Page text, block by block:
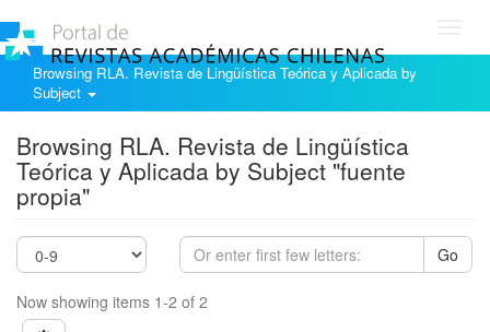
Browsing RLA. Revista de Lingüística Teórica y Aplicada by
Subject
Browsing RLA. Revista de Lingüística
Teórica y Aplicada by Subject "fuente
propia"
Go
Now showing items 1-2 of 2